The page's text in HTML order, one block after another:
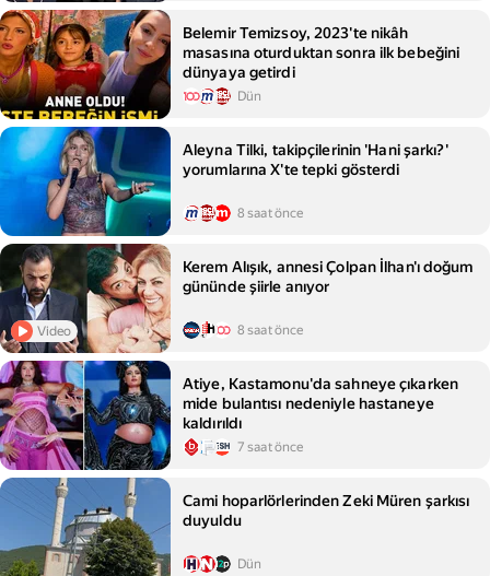
Belemir Temizsoy, 2023'te nikâh
masasına oturduktan sonra ilk bebeğini
dünyaya getirdi
Dün
Aleyna Tilki, takipçilerinin 'Hani şarkı?'
yorumlarına X'te tepki gösterdi
8 saat önce
Video
Kerem Alışık, annesi Çolpan İlhan'ı doğum
gününde şiirle anıyor
8 saat önce
Atiye, Kastamonu'da sahneye çıkarken
mide bulantısı nedeniyle hastaneye
kaldırıldı
7 saat önce
Cami hoparlörlerinden Zeki Müren şarkısı
duyuldu
Dün